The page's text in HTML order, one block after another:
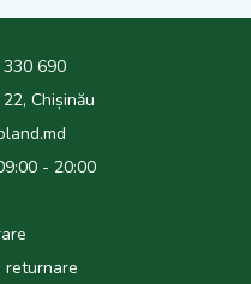
690
Chișinău
- 20:00
returnare